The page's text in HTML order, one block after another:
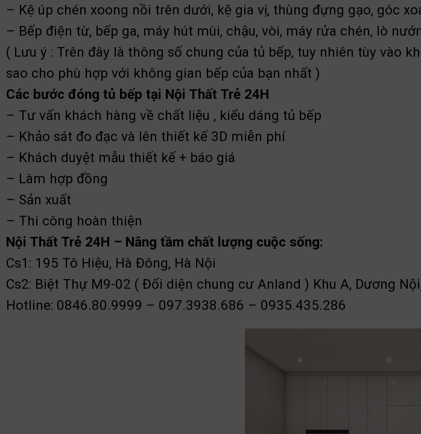
– Kệ úp chén xoong nồi trên dưới, kệ gia vị, thùng đựng gạo, góc
– Bếp điện từ, bếp ga, máy hút mùi, chậu, vòi, máy rửa chén, lò
( Lưu ý : Trên đây là thông số chung của tủ bếp, tuy nhiên tùy vào
sao cho phù hợp với không gian bếp của bạn nhất )
Các bước đóng tủ bếp tại Nội Thất Trẻ 24H
– Tư vấn khách hàng về chất liệu , kiểu dáng tủ bếp
– Khảo sát đo đạc và lên thiết kế 3D miễn phí
– Khách duyệt mẫu thiết kế + báo giá
– Làm hợp đồng
– Sản xuất
– Thi công hoàn thiện
Nội Thất Trẻ 24H – Nâng tầm chất lượng cuộc sống:
Cs1: 195 Tô Hiệu, Hà Đông, Hà Nội
Cs2: Biệt Thự M9-02 ( Đối diện chung cư Anland ) Khu A, Dương
Hotline: 0846.80.9999 – 097.3938.686 – 0935.435.286